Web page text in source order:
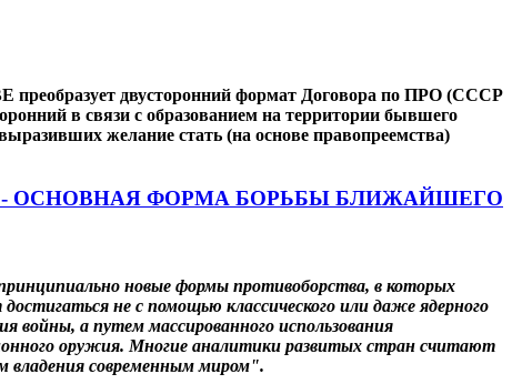
двусторонний формат Договора по ПРО (СССР
в связи c образованием на территории бывшего
желание стать (на основе правопреемства)
ОСНОВНАЯ ФОРМА БОРЬБЫ БЛИЖАЙШЕГО
новые формы противоборства, в которых
не с помощью классического или даже ядерного
войны, а путем массированного использования
оружия. Многие аналитики развитых стран считают
современным миром".